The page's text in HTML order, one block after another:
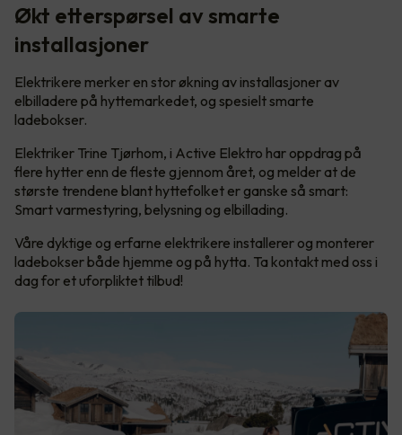
Økt etterspørsel av smarte
installasjoner
Elektrikere merker en stor økning av installasjoner av
elbilladere på hyttemarkedet, og spesielt smarte
ladebokser.
Elektriker Trine Tjørhom, i Active Elektro har oppdrag på
flere hytter enn de fleste gjennom året, og melder at de
største trendene blant hyttefolket er ganske så smart:
Smart varmestyring, belysning og elbillading.
Våre dyktige og erfarne elektrikere installerer og monterer
ladebokser både hjemme og på hytta. Ta kontakt med oss i
dag for et uforpliktet tilbud!